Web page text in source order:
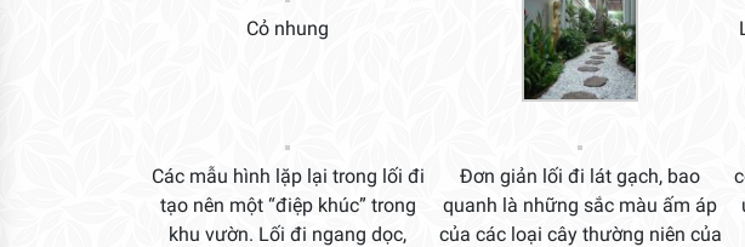
Cỏ nhung
Các mẫu hình lặp lại trong lối đi
tạo nên một “điệp khúc” trong
khu vườn. Lối đi ngang dọc,
Đơn giản lối đi lát gạch, bao
quanh là những sắc màu ấm áp
của các loại cây thường niên của